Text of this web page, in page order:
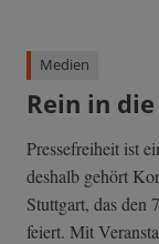
Medien
Rein in
Pressefreiheit ist
deshalb gehört
Stuttgart, das den
feiert. Mit